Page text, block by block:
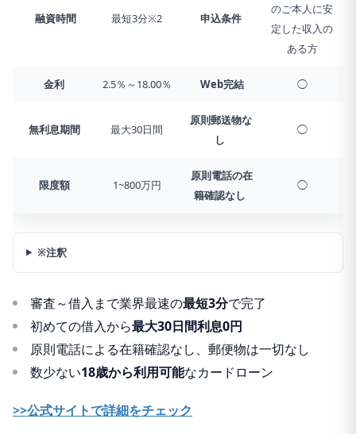
融資時間 最短3分※2 申込条件
のご本人に安
定した収入の
ある方
金利 2.5％～18.00％ Web完結 ◯
無利息期間 最大30日間
原則郵送物な
し
◯
限度額 1~800万円
原則電話の在
籍確認なし
◯
※注釈
審査～借入まで業界最速の最短3分で完了
初めての借入から最大30日間利息0円
原則電話による在籍確認なし、郵便物は一切なし
数少ない18歳から利用可能なカードローン
>>公式サイトで詳細をチェック